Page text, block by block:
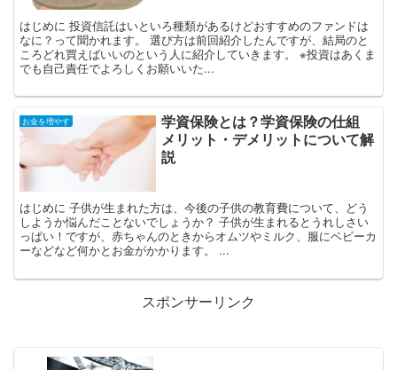
はじめに 投資信託はいといろ種類があるけどおすすめのファンドは
なに？って聞かれます。 選び方は前回紹介したんですが、結局のと
ころどれ買えばいいのという人に紹介していきます。 ※投資はあくま
でも自己責任でよろしくお願いいた...
お金を増やす
学資保険とは？学資保険の仕組
メリット・デメリットについて解
説
はじめに 子供が生まれた方は、今後の子供の教育費について、どう
しようか悩んだことないでしょうか？ 子供が生まれるとうれしさい
っぱい！ですが、赤ちゃんのときからオムツやミルク、服にベビーカ
ーなどなど何かとお金がかかります。 ...
スポンサーリンク